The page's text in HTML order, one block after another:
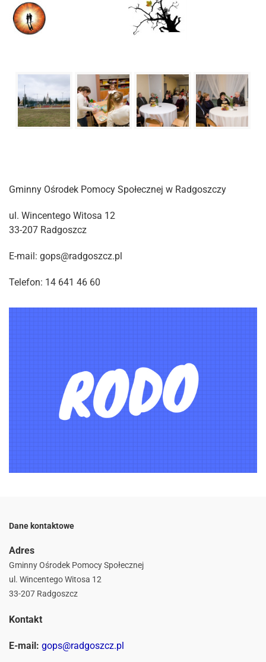
Gminny Ośrodek Pomocy Społecznej w Radgoszczy
ul. Wincentego Witosa 12
33-207 Radgoszcz
E-mail: gops@radgoszcz.pl
Telefon: 14 641 46 60
Dane kontaktowe
Adres
Gminny Ośrodek Pomocy Społecznej
ul. Wincentego Witosa 12
33-207 Radgoszcz
Kontakt
E-mail: gops@radgoszcz.pl